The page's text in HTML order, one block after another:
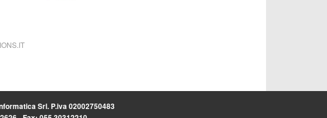
Srl. P.iva 02002750483